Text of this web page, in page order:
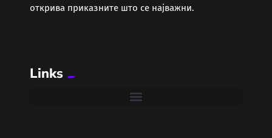
открива приказните што се најважни.
Links